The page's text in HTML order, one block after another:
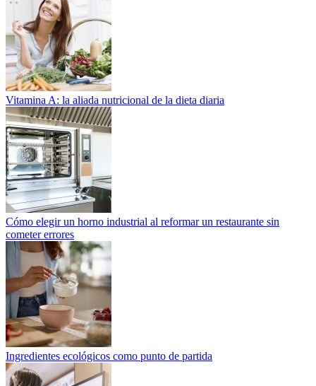
Vitamina A: la aliada nutricional de la dieta diaria
Cómo elegir un horno industrial al reformar un restaurante sin
cometer errores
Ingredientes ecológicos como punto de partida